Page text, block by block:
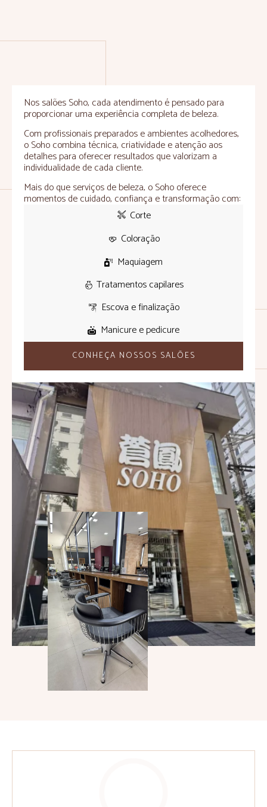
Nos salões Soho, cada atendimento é pensado para
proporcionar uma experiência completa de beleza.
Com profissionais preparados e ambientes acolhedores,
o Soho combina técnica, criatividade e atenção aos
detalhes para oferecer resultados que valorizam a
individualidade de cada cliente.
Mais do que serviços de beleza, o Soho oferece
momentos de cuidado, confiança e transformação com:
Corte
Coloração
Maquiagem
Tratamentos capilares
Escova e finalização
Manicure e pedicure
CONHEÇA NOSSOS SALÕES